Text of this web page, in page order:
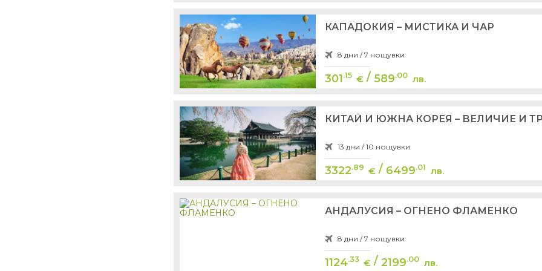
КАПАДОКИЯ – МИСТИКА И ЧАР
8 дни / 7 нощувки
301.15 € / 589.00 лв.
КИТАЙ И ЮЖНА КОРЕЯ – ВЕЛИЧИЕ И
13 дни / 10 нощувки
3322.89 € / 6499.01 лв.
АНДАЛУСИЯ – ОГНЕНО ФЛАМЕНКО
8 дни / 7 нощувки
1124.33 € / 2199.00 лв.